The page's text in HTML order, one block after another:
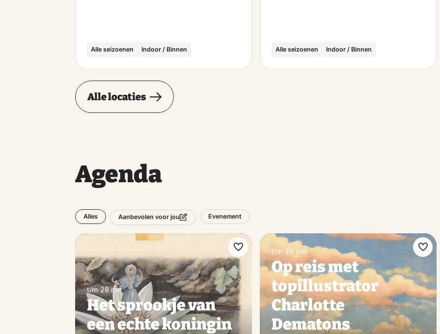
Alle seizoenen Indoor / Binnen Alle seizoenen Indoor / Binnen
Alle locaties
Agenda
Alles Aanbevolen voor jou Evenement
t/m 28 mrt
Het sprookje van
een echte koningin
Maak
favoriet
t/m 28 mrt
Op reis met
topillustrator
Charlotte
Dematons
Maak